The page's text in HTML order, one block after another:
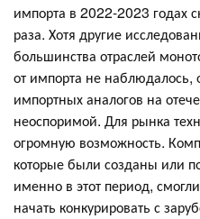
импорта в 2022-2023 годах
раза. Хотя другие
большинства отраслей
от импорта не
импортных аналогов на
неоспоримой. Для рынка
огромную возможность.
которые были созданы или
именно в этот период,
начать конкурировать с